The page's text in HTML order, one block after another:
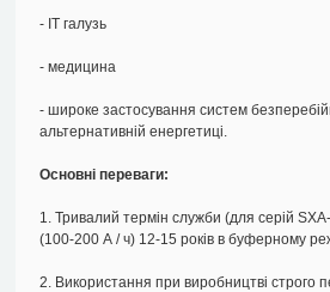
- ІТ галузь
- медицина
- широке застосування систем
альтернативній енергетиці.
Основні переваги:
1. Тривалий термін служби (для серій SXA-
(100-200 А / ч) 12-15 років в буферному
2. Використання при виробництві строго